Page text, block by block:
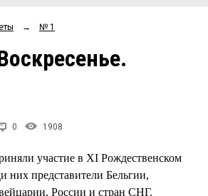
Рейтинги
→ № 1
0 1908
участие в XI Рождественском
них представители Бельгии,
России и стран СНГ.